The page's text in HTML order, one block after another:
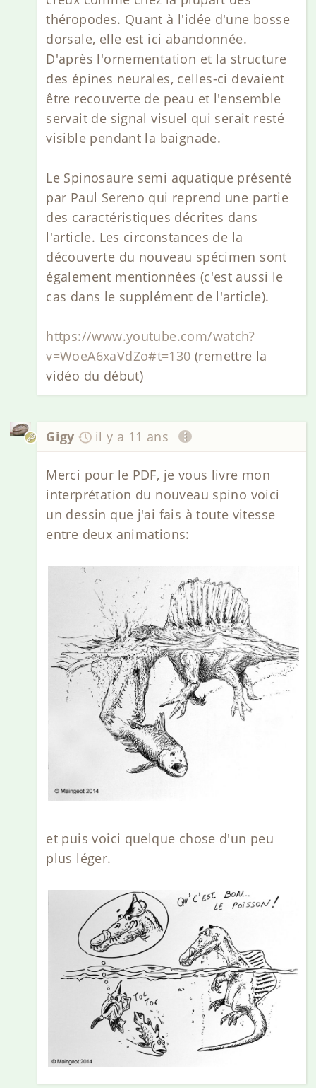
théropodes. Quant à l'idée d'une bosse
dorsale, elle est ici abandonnée.
D'après l'ornementation et la structure
des épines neurales, celles-ci devaient
être recouverte de peau et l'ensemble
servait de signal visuel qui serait resté
visible pendant la baignade.
Le Spinosaure semi aquatique présenté
par Paul Sereno qui reprend une partie
des caractéristiques décrites dans
l'article. Les circonstances de la
découverte du nouveau spécimen sont
également mentionnées (c'est aussi le
cas dans le supplément de l'article).
https://www.youtube.com/watch?
v=WoeA6xaVdZo#t=130 (remettre la
vidéo du début)
Gigy il y a 11 ans
Merci pour le PDF, je vous livre mon
interprétation du nouveau spino voici
un dessin que j'ai fais à toute vitesse
entre deux animations:
et puis voici quelque chose d'un peu
plus léger.